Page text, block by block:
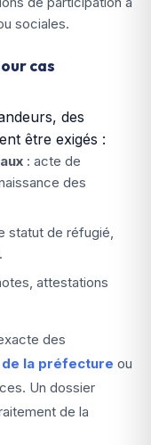
sociales.
cas
des
être exigés :
: acte de
des
statut de réfugié,
attestations
des
la préfecture ou
Un dossier
de la